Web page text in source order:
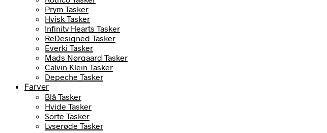
Prym Tasker
Hvisk Tasker
Infinity Hearts Tasker
ReDesigned Tasker
Everki Tasker
Mads Nørgaard Tasker
Calvin Klein Tasker
Depeche Tasker
Farver
Blå Tasker
Hvide Tasker
Sorte Tasker
Lyserøde Tasker